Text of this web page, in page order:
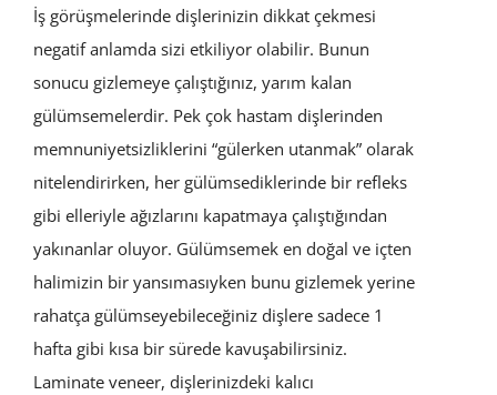
İş görüşmelerinde dişlerinizin dikkat çekmesi
negatif anlamda sizi etkiliyor olabilir. Bunun
sonucu gizlemeye çalıştığınız, yarım kalan
gülümsemelerdir. Pek çok hastam dişlerinden
memnuniyetsizliklerini “gülerken utanmak” olarak
nitelendirirken, her gülümsediklerinde bir refleks
gibi elleriyle ağızlarını kapatmaya çalıştığından
yakınanlar oluyor. Gülümsemek en doğal ve içten
halimizin bir yansımasıyken bunu gizlemek yerine
rahatça gülümseyebileceğiniz dişlere sadece 1
hafta gibi kısa bir sürede kavuşabilirsiniz.
Laminate veneer, dişlerinizdeki kalıcı